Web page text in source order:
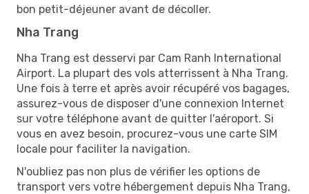
bon petit-déjeuner avant de décoller.
Nha Trang
Nha Trang est desservi par Cam Ranh International
Airport. La plupart des vols atterrissent à Nha Trang.
Une fois à terre et après avoir récupéré vos bagages,
assurez-vous de disposer d'une connexion Internet
sur votre téléphone avant de quitter l'aéroport. Si
vous en avez besoin, procurez-vous une carte SIM
locale pour faciliter la navigation.
N'oubliez pas non plus de vérifier les options de
transport vers votre hébergement depuis Nha Trang,